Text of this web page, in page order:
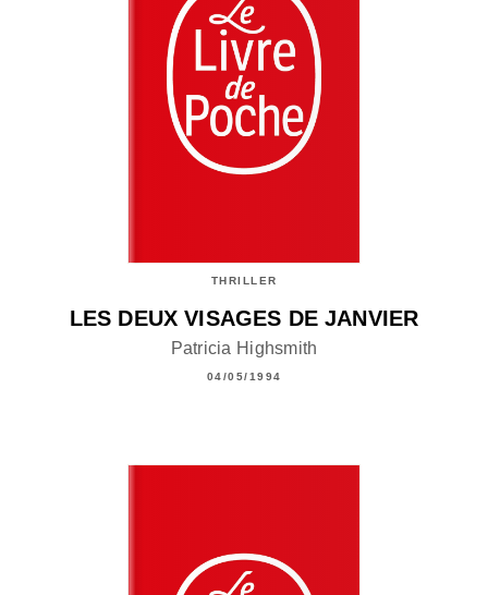
THRILLER
LES DEUX VISAGES DE JANVIER
Patricia Highsmith
04/05/1994